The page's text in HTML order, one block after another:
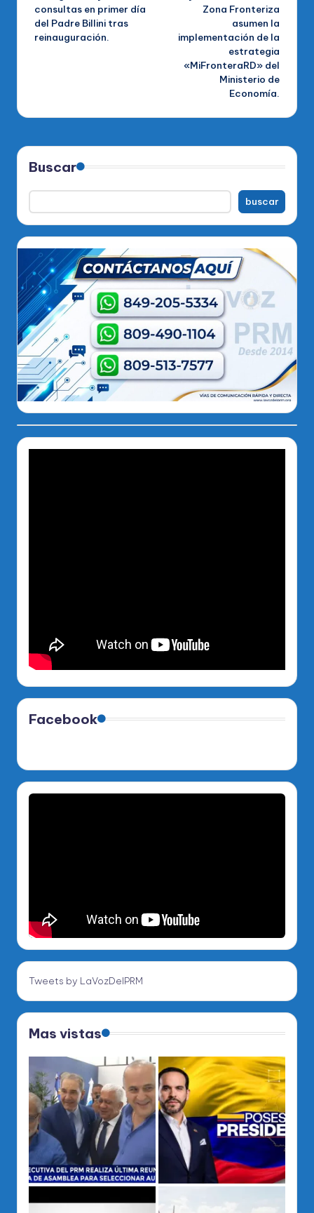
entradas
consultas en primer día
del Padre Billini tras
reinauguración.
Zona Fronteriza
asumen la
implementación de la
estrategia
«MiFronteraRD» del
Ministerio de
Economía.
Buscar
buscar
Facebook
Tweets by LaVozDelPRM
Mas vistas